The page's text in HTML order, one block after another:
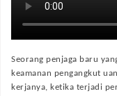
Seorang penjaga baru
keamanan pengangkut
kerjanya, ketika terjadi